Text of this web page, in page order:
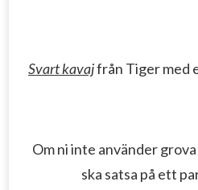
Svart kavajfrån Tiger med
Om ni inte använder
ska satsa på ett